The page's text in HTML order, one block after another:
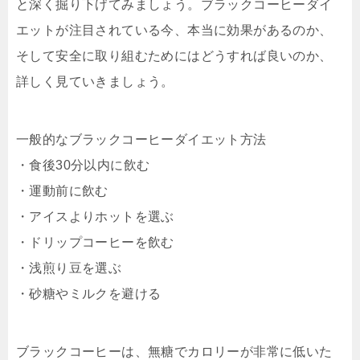
と深く掘り下げてみましょう。ブラックコーヒーダイ
エットが注目されている今、本当に効果があるのか、
そして安全に取り組むためにはどうすれば良いのか、
詳しく見ていきましょう。
一般的なブラックコーヒーダイエット方法
・食後30分以内に飲む
・運動前に飲む
・アイスよりホットを選ぶ
・ドリップコーヒーを飲む
・浅煎り豆を選ぶ
・砂糖やミルクを避ける
ブラックコーヒーは、無糖でカロリーが非常に低いた